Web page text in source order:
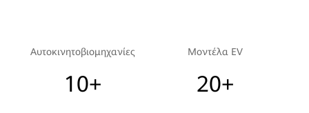
Αυτοκινητοβιομηχανίες
10+
Μοντέλα EV
20+